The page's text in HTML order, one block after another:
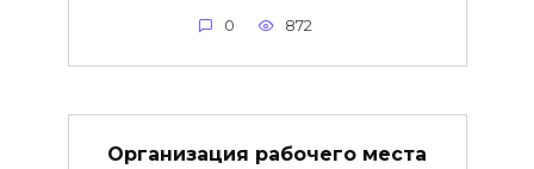
0 872
Организация рабочего места